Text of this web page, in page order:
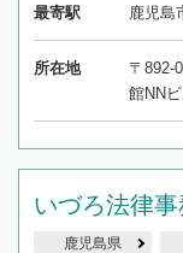
最寄駅 鹿児島
所在地
〒892-
館NN
いづろ法律
鹿児島県